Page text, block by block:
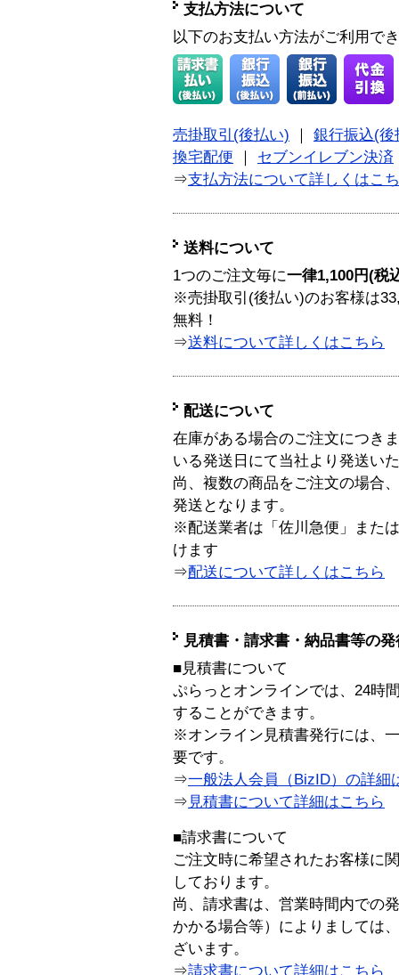
支払方法について
以下のお支払い方法がご利用で
売掛取引(後払い)
銀行振込(後
換宅配便
セブンイレブン決済
⇒支払方法について詳しくはこ
送料について
1つのご注文毎に一律1,100円(税
※売掛取引(後払い)のお客様は
無料！
⇒送料について詳しくはこちら
配送について
在庫がある場合のご注文につき
いる発送日にて当社より発送い
尚、複数の商品をご注文の場合
発送となります。
※配送業者は「佐川急便」また
けます
⇒配送について詳しくはこちら
見積書・請求書・納品書等の
■見積書について
ぷらっとオンラインでは、24時
することができます。
※オンライン見積書発行には、
要です。
⇒一般法人会員（BizID）の詳細
⇒ 見積書について詳細はこちら
■請求書について
ご注文時に希望されたお客様に
しております。
尚、請求書は、営業時間内での
かかる場合等）によりましては
ざいます。
⇒請求書について詳細はこちら